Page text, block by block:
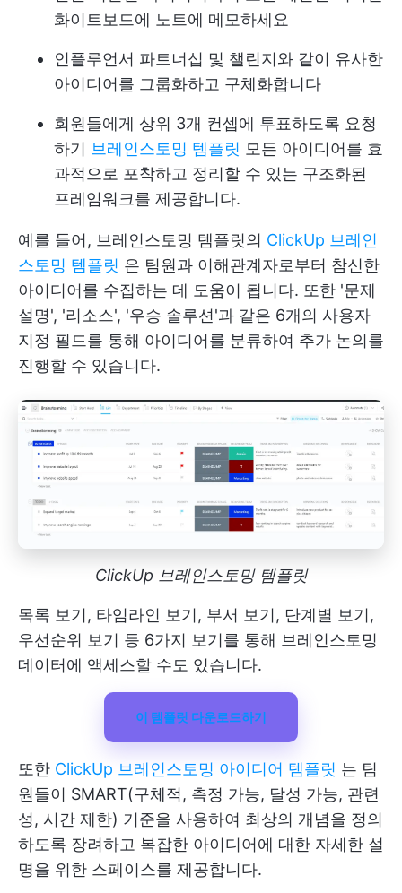
화이트보드에 노트에 메모하세요
인플루언서 파트너십 및 챌린지와 같이 유사한
아이디어를 그룹화하고 구체화합니다
회원들에게 상위 3개 컨셉에 투표하도록 요청
하기 브레인스토밍 템플릿 모든 아이디어를 효
과적으로 포착하고 정리할 수 있는 구조화된
프레임워크를 제공합니다.
예를 들어, 브레인스토밍 템플릿의 ClickUp 브레인
스토밍 템플릿 은 팀원과 이해관계자로부터 참신한
아이디어를 수집하는 데 도움이 됩니다. 또한 '문제
설명', '리소스', '우승 솔루션'과 같은 6개의 사용자
지정 필드를 통해 아이디어를 분류하여 추가 논의를
진행할 수 있습니다.
ClickUp 브레인스토밍 템플릿
목록 보기, 타임라인 보기, 부서 보기, 단계별 보기,
우선순위 보기 등 6가지 보기를 통해 브레인스토밍
데이터에 액세스할 수도 있습니다.
이 템플릿 다운로드하기
또한 ClickUp 브레인스토밍 아이디어 템플릿 는 팀
원들이 SMART(구체적, 측정 가능, 달성 가능, 관련
성, 시간 제한) 기준을 사용하여 최상의 개념을 정의
하도록 장려하고 복잡한 아이디어에 대한 자세한 설
명을 위한 스페이스를 제공합니다.